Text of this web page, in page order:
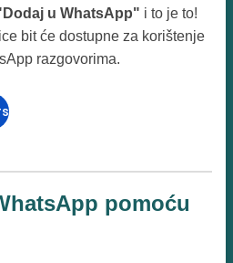
u WhatsApp" i to je to!
bit će dostupne za korištenje
razgovorima.
pomoću